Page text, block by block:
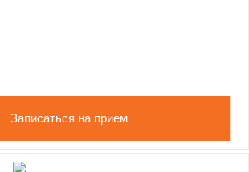
Записаться на прием